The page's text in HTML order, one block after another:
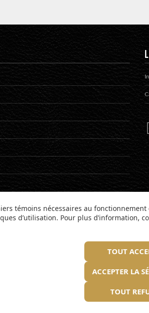
témoins nécessaires au fonctionnement
d’utilisation. Pour plus d’information,
TOUT
ACCEPTER LA
TOUT